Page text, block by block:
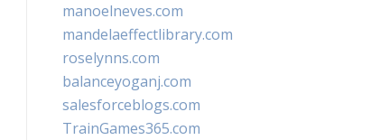
manoelneves.com
mandelaeffectlibrary.com
roselynns.com
balanceyoganj.com
salesforceblogs.com
TrainGames365.com